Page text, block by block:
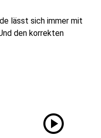
lässt sich immer mit
den korrekten
play_circle